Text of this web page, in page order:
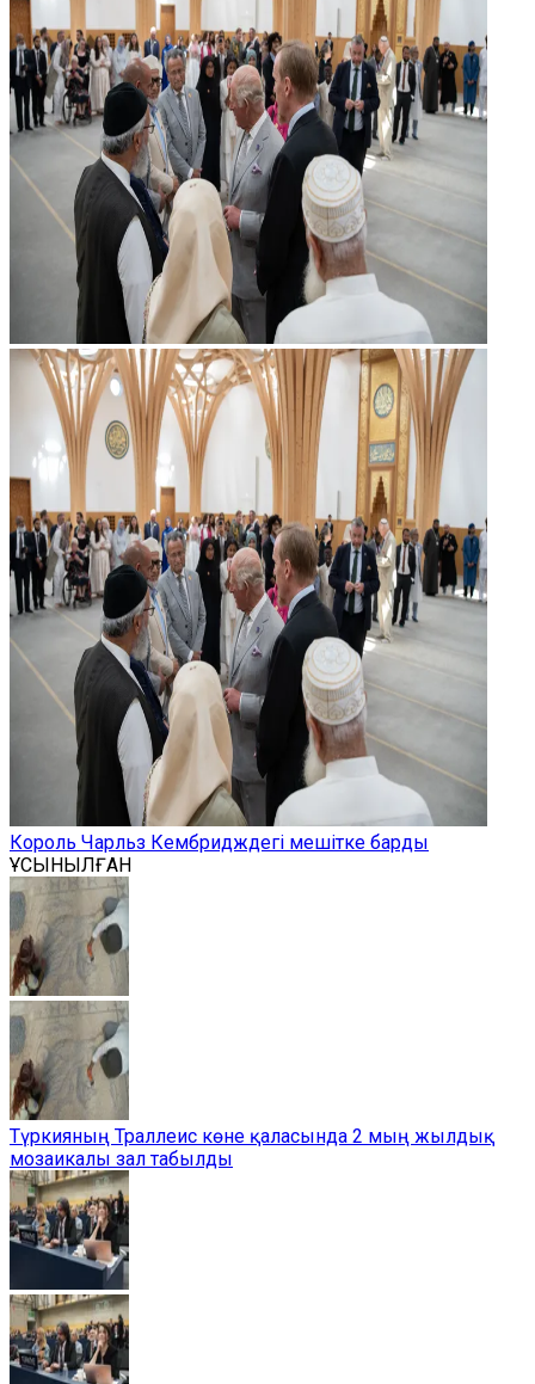
Король Чарльз Кембридждегі мешітке барды
ҰСЫНЫЛҒАН
Түркияның Траллеис көне қаласында 2 мың жылдық
мозаикалы зал табылды